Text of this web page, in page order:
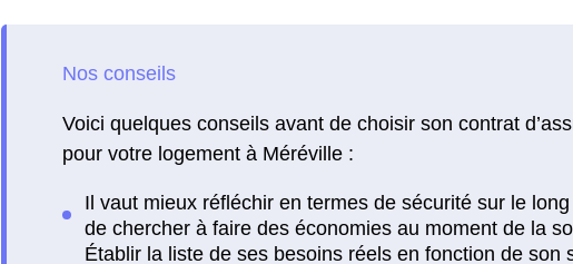
Voici quelques conseils avant de choisir son contrat
pour votre logement à Méréville :